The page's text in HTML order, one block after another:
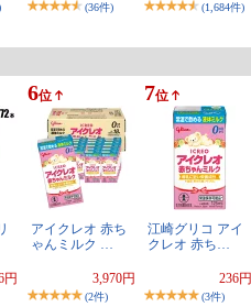
(36件) (1,684件)
円
6位
アイクレオ 赤ち
ゃんミルク …
3,970円
(2件)
7位
江崎グリコ アイ
クレオ 赤ち…
236円
(3件)